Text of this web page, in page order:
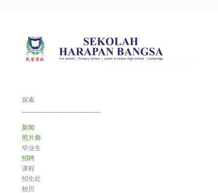
探索
新闻
照片廊
毕业生
招聘
课程
招生处
校历